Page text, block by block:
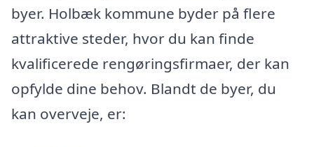
byer. Holbæk kommune byder på flere
attraktive steder, hvor du kan finde
kvalificerede rengøringsfirmaer, der kan
opfylde dine behov. Blandt de byer, du
kan overveje, er: